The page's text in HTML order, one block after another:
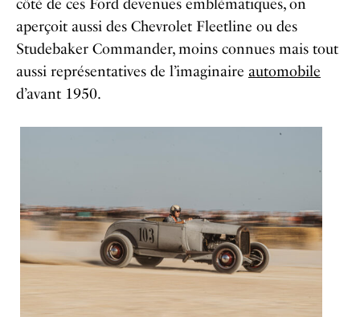
côté de ces Ford devenues emblématiques, on
aperçoit aussi des Chevrolet Fleetline ou des
Studebaker Commander, moins connues mais tout
aussi représentatives de l’imaginaire automobile
d’avant 1950.